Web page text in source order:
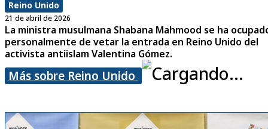
Reino Unido
21 de abril de 2026
La ministra musulmana Shabana Mahmood se ha
personalmente de vetar la entrada en Reino Unido del
activista antiislam Valentina Gómez.
Más sobre Reino Unido